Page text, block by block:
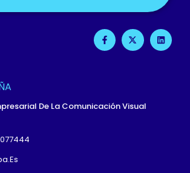
F
A
C
F
X
-
T
L
I
N
De La Comunicación Visual